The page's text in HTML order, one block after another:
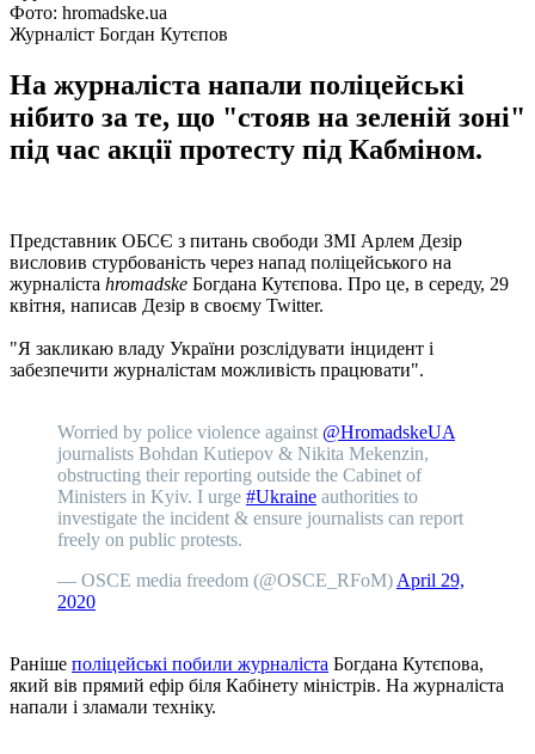
Фото: hromadske.ua
Журналіст Богдан Кутєпов
На журналіста напали поліцейські
нібито за те, що "стояв на зеленій зоні"
під час акції протесту під Кабміном.
Представник ОБСЄ з питань свободи ЗМІ Арлем Дезір
висловив стурбованість через напад поліцейського на
журналіста hromadske Богдана Кутєпова. Про це, в середу, 29
квітня, написав Дезір в своєму Twitter.
"Я закликаю владу України розслідувати інцидент і
забезпечити журналістам можливість працювати".
Worried by police violence against @HromadskeUA
journalists Bohdan Kutiepov & Nikita Mekenzin,
obstructing their reporting outside the Cabinet of
Ministers in Kyiv. I urge #Ukraine authorities to
investigate the incident & ensure journalists can report
freely on public protests.
— OSCE media freedom (@OSCE_RFoM) April 29,
2020
Раніше поліцейські побили журналіста Богдана Кутєпова,
який вів прямий ефір біля Кабінету міністрів. На журналіста
напали і зламали техніку.